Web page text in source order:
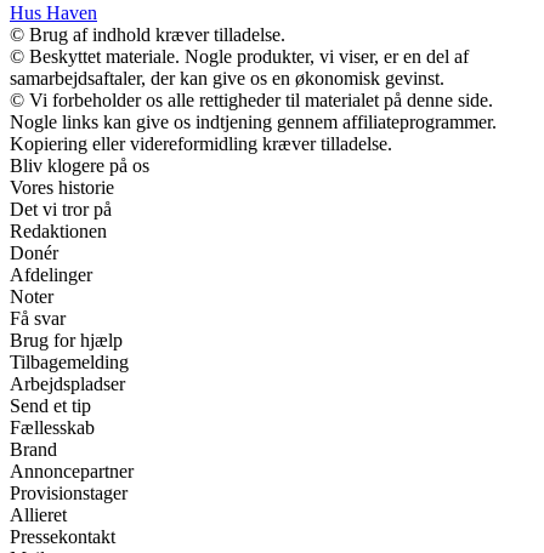
Hus Haven
© Brug af indhold kræver tilladelse.
© Beskyttet materiale. Nogle produkter, vi viser, er en del af
samarbejdsaftaler, der kan give os en økonomisk gevinst.
© Vi forbeholder os alle rettigheder til materialet på denne side.
Nogle links kan give os indtjening gennem affiliateprogrammer.
Kopiering eller videreformidling kræver tilladelse.
Bliv klogere på os
Vores historie
Det vi tror på
Redaktionen
Donér
Afdelinger
Noter
Få svar
Brug for hjælp
Tilbagemelding
Arbejdspladser
Send et tip
Fællesskab
Brand
Annoncepartner
Provisionstager
Allieret
Pressekontakt